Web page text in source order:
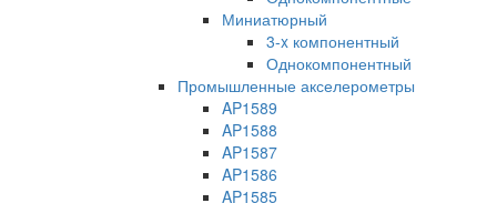
Миниатюрный
3-x компонентный
Однокомпонентный
Промышленные акселерометры
AP1589
AP1588
AP1587
AP1586
AP1585